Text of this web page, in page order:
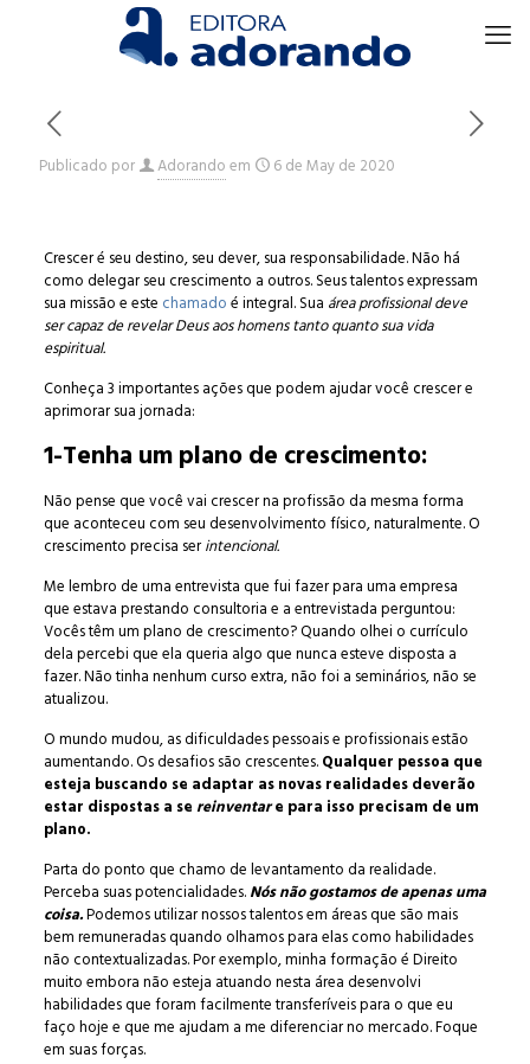
Publicado por Adorandoem 6 de May de 2020
Crescer é seu destino, seu dever, sua responsabilidade. Não há
como delegar seu crescimento a outros. Seus talentos expressam
sua missão e este chamadoé integral. Sua área profissional deve
ser capaz de revelar Deus aos homens tanto quanto sua vida
espiritual.
Conheça 3 importantes ações que podem ajudar você crescer e
aprimorar sua jornada:
1-Tenha um plano de crescimento:
Não pense que você vai crescer na profissão da mesma forma
que aconteceu com seu desenvolvimento físico, naturalmente. O
crescimento precisa serintencional.
Me lembro de uma entrevista que fui fazer para uma empresa
que estava prestando consultoria e a entrevistada perguntou:
Vocês têm um plano de crescimento? Quando olhei o currículo
dela percebi que ela queria algo que nunca esteve disposta a
fazer. Não tinha nenhum curso extra, não foi a seminários, não se
atualizou.
O mundo mudou, as dificuldades pessoais e profissionais estão
aumentando. Os desafios são crescentes.Qualquer pessoa que
esteja buscando se adaptar as novas realidades deverão
estar dispostas a sereinventare para isso precisam de um
plano.
Parta do ponto que chamo de levantamento da realidade.
Perceba suas potencialidades.Nós não gostamos de apenas uma
coisa.Podemos utilizar nossos talentos em áreas que são mais
bem remuneradas quando olhamos para elas como habilidades
não contextualizadas. Por exemplo, minha formação é Direito
muito embora não esteja atuando nesta área desenvolvi
habilidades que foram facilmente transferíveis para o que eu
faço hoje e que me ajudam a me diferenciar no mercado. Foque
em suas forças.